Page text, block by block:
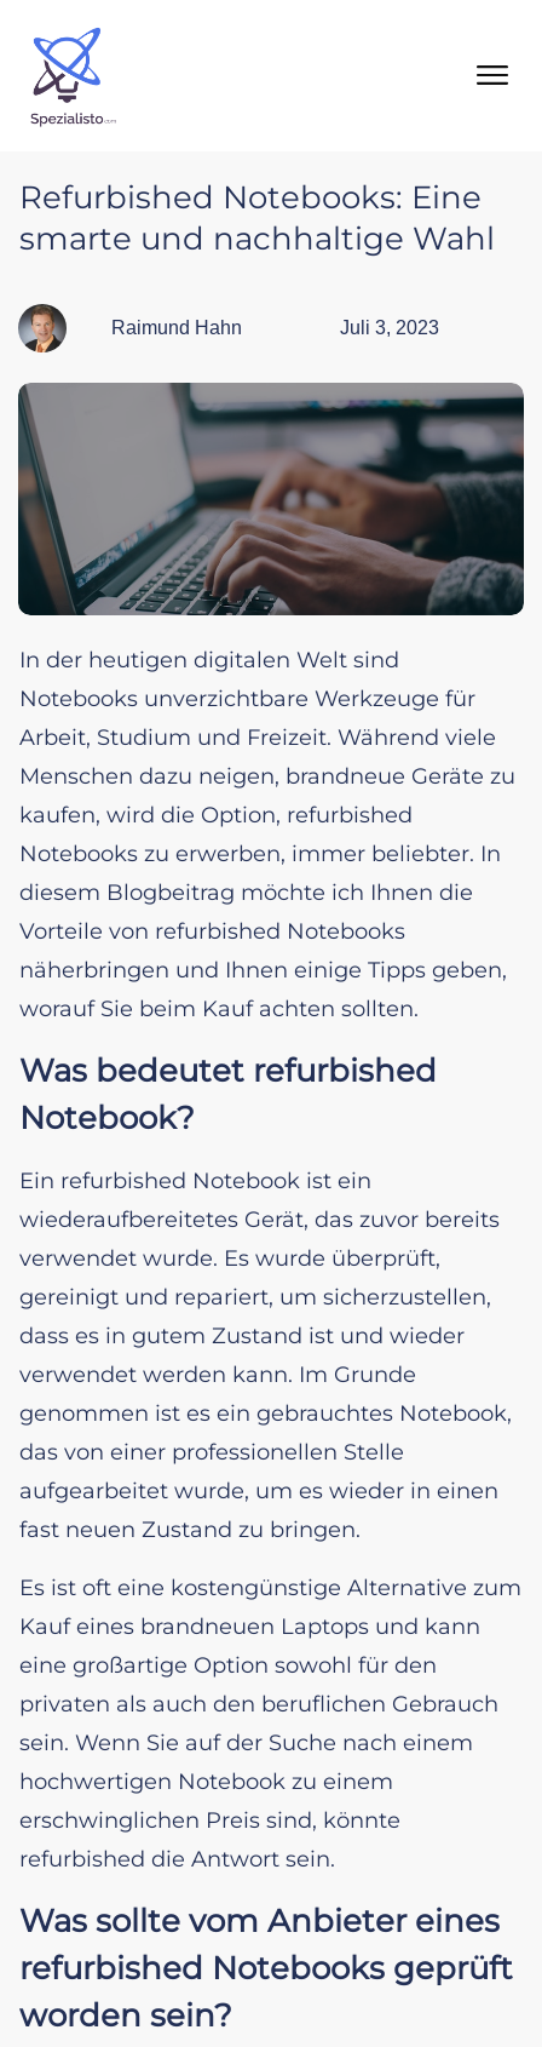
Refurbished Notebooks: Eine
smarte und nachhaltige Wahl
Raimund Hahn Juli 3, 2023
In der heutigen digitalen Welt sind
Notebooks unverzichtbare Werkzeuge für
Arbeit, Studium und Freizeit. Während viele
Menschen dazu neigen, brandneue Geräte zu
kaufen, wird die Option, refurbished
Notebooks zu erwerben, immer beliebter. In
diesem Blogbeitrag möchte ich Ihnen die
Vorteile von refurbished Notebooks
näherbringen und Ihnen einige Tipps geben,
worauf Sie beim Kauf achten sollten.
Was bedeutet refurbished
Notebook?
Ein refurbished Notebook ist ein
wiederaufbereitetes Gerät, das zuvor bereits
verwendet wurde. Es wurde überprüft,
gereinigt und repariert, um sicherzustellen,
dass es in gutem Zustand ist und wieder
verwendet werden kann. Im Grunde
genommen ist es ein gebrauchtes Notebook,
das von einer professionellen Stelle
aufgearbeitet wurde, um es wieder in einen
fast neuen Zustand zu bringen.
Es ist oft eine kostengünstige Alternative zum
Kauf eines brandneuen Laptops und kann
eine großartige Option sowohl für den
privaten als auch den beruflichen Gebrauch
sein. Wenn Sie auf der Suche nach einem
hochwertigen Notebook zu einem
erschwinglichen Preis sind, könnte
refurbished die Antwort sein.
Was sollte vom Anbieter eines
refurbished Notebooks geprüft
worden sein?